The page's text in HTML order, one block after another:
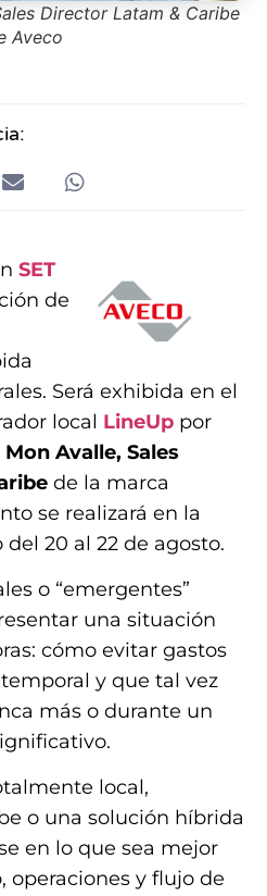
Director Latam & Caribe
Aveco
SET
de
Será exhibida en el
local LineUp por
Avalle, Sales
de la marca
se realizará en la
20 al 22 de agosto.
o “emergentes”
una situación
cómo evitar gastos
y que tal vez
más o durante un
local,
o una solución híbrida
en lo que sea mejor
operaciones y flujo de